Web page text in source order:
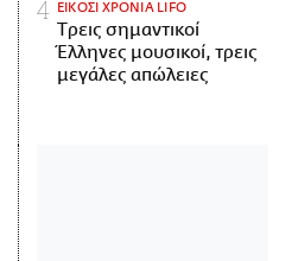
ΕΙΚΟΣΙ ΧΡΟΝΙΑ LIFO
Tρεις σημαντικοί
Έλληνες μουσικοί, τρεις
μεγάλες απώλειες